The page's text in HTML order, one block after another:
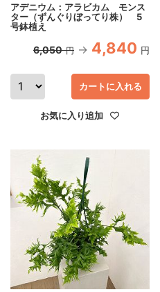
アデニウム：アラビカム モンス
ター（ずんぐりぼってり株） 5
号鉢植え
6,050 円 4,840 円
カートに入れる
お気に入り追加